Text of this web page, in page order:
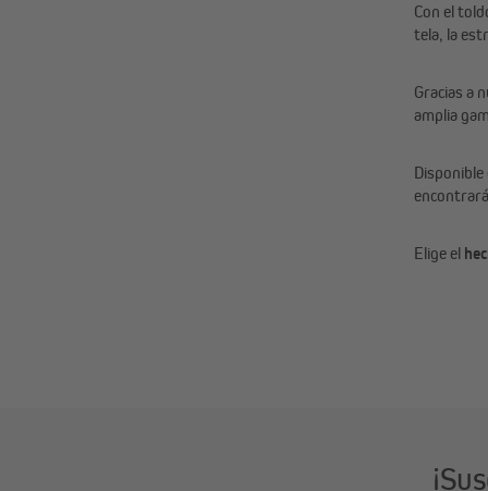
Con el
tela, la
Gracias a
amplia
Elige el